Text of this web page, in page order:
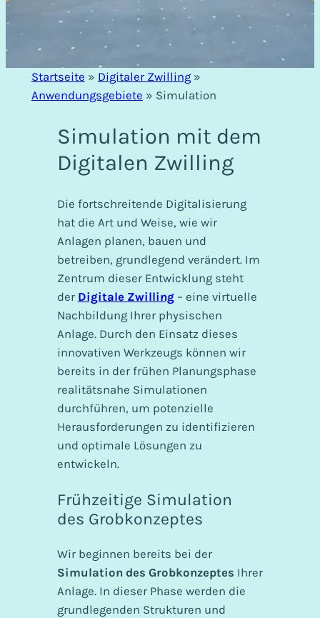
Startseite » Digitaler Zwilling»
Anwendungsgebiete » Simulation
Simulation mit dem
Digitalen Zwilling
Die fortschreitende Digitalisierung
hat die Art und Weise, wie wir
Anlagen planen, bauen und
betreiben, grundlegend verändert. Im
Zentrum dieser Entwicklung steht
der Digitale Zwilling– eine virtuelle
Nachbildung Ihrer physischen
Anlage. Durch den Einsatz dieses
innovativen Werkzeugs können wir
bereits in der frühen Planungsphase
realitätsnahe Simulationen
durchführen, um potenzielle
Herausforderungen zu identifizieren
und optimale Lösungen zu
entwickeln.
Frühzeitige Simulation
des Grobkonzeptes
Wir beginnen bereits bei der
Simulation des Grobkonzeptes Ihrer
Anlage. In dieser Phase werden die
grundlegenden Strukturen und